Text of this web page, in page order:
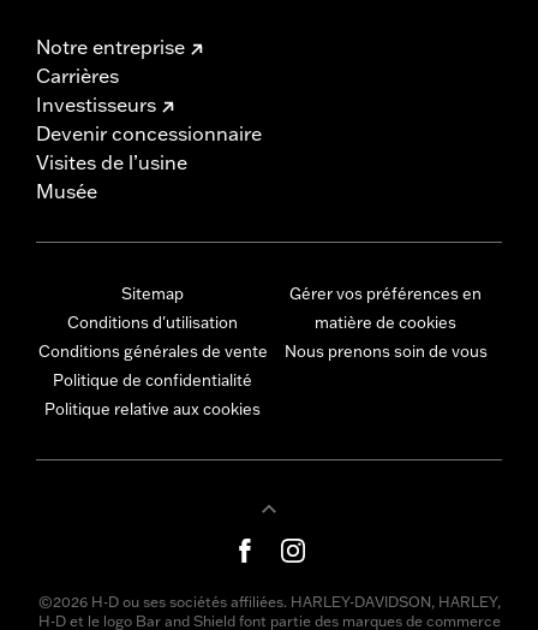
Notre entreprise
Carrières
Investisseurs
Devenir concessionnaire
Visites de l’usine
Musée
Sitemap
Conditions d'utilisation
Conditions générales de vente
Politique de confidentialité
Politique relative aux cookies
Gérer vos préférences en
matière de cookies
Nous prenons soin de vous
©2026 H-D ou ses sociétés affiliées. HARLEY-DAVIDSON, HARLEY,
H-D et le logo Bar and Shield font partie des marques de commerce